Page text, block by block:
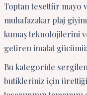
Toptan tesettür mayo
muhafazakar plaj
kumaş teknolojilerini
getiren imalat
Bu kategoride
butikleriniz için